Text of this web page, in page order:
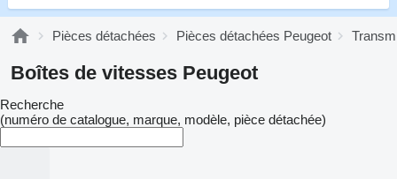
Pièces détachées Pièces détachées Peugeot
Boîtes de vitesses Peugeot
Recherche
(numéro de catalogue, marque, modèle, pièce détachée)